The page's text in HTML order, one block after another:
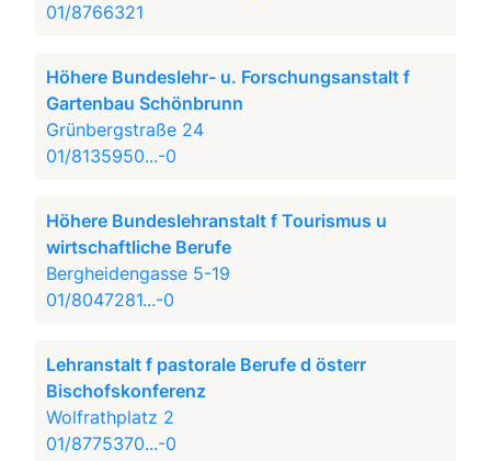
01/8766321
Höhere Bundeslehr- u. Forschungsanstalt f
Gartenbau Schönbrunn
Grünbergstraße 24
01/8135950...-0
Höhere Bundeslehranstalt f Tourismus u
wirtschaftliche Berufe
Bergheidengasse 5-19
01/8047281...-0
Lehranstalt f pastorale Berufe d österr
Bischofskonferenz
Wolfrathplatz 2
01/8775370...-0